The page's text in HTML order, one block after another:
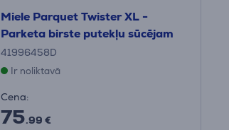
Miele Parquet Twister XL -
Parketa birste putekļu sūcējam
41996458D
Ir noliktavā
Cena:
75.99 €